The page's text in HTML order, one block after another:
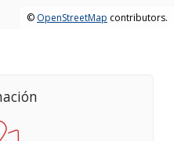
© OpenStreetMap contributors.